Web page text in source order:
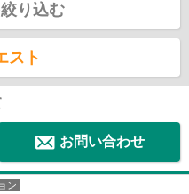
り込む
スト
お問い合わせ
ン